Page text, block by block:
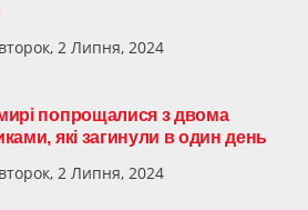
2 Липня, 2024
попрощалися з двома
які загинули в один день
2 Липня, 2024